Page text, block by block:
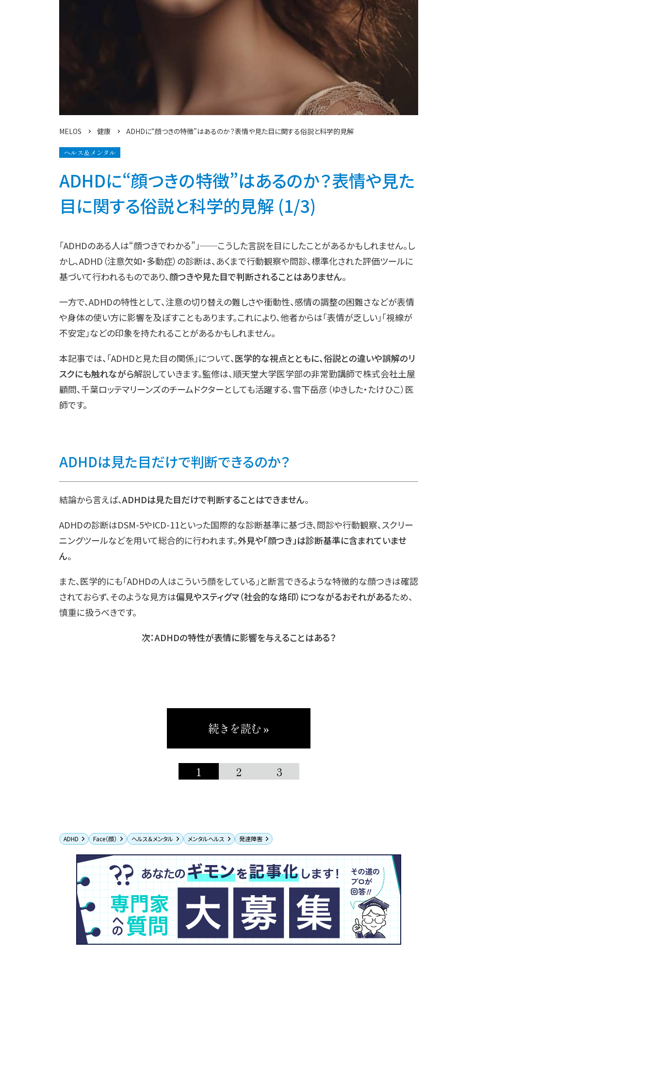
MELOS 健康 ADHDに“顔つきの特徴”はあるのか？表情や見た目に関する俗説と科学的見解
ヘルス＆メンタル
ADHDに“顔つきの特徴”はあるのか？表情や見た
目に関する俗説と科学的見解 (1/3)
「ADHDのある人は“顔つきでわかる”」──こうした言説を目にしたことがあるかもしれません。し
かし、ADHD（注意欠如・多動症）の診断は、あくまで行動観察や問診、標準化された評価ツールに
基づいて行われるものであり、顔つきや見た目で判断されることはありません。
一方で、ADHDの特性として、注意の切り替えの難しさや衝動性、感情の調整の困難さなどが表情
や身体の使い方に影響を及ぼすこともあります。これにより、他者からは「表情が乏しい」「視線が
不安定」などの印象を持たれることがあるかもしれません。
本記事では、「ADHDと見た目の関係」について、医学的な視点とともに、俗説との違いや誤解のリ
スクにも触れながら解説していきます。監修は、順天堂大学医学部の非常勤講師で株式会社土屋
顧問、千葉ロッテマリーンズのチームドクターとしても活躍する、雪下岳彦（ゆきした・たけひこ）医
師です。
ADHDは見た目だけで判断できるのか？
結論から言えば、ADHDは見た目だけで判断することはできません。
ADHDの診断はDSM-5やICD-11といった国際的な診断基準に基づき、問診や行動観察、スクリー
ニングツールなどを用いて総合的に行われます。外見や「顔つき」は診断基準に含まれていませ
ん。
また、医学的にも「ADHDの人はこういう顔をしている」と断言できるような特徴的な顔つきは確認
されておらず、そのような見方は偏見やスティグマ（社会的な烙印）につながるおそれがあるため、
慎重に扱うべきです。
次：ADHDの特性が表情に影響を与えることはある？
続きを読む »
1 2 3
ADHD Face（顔） ヘルス＆メンタル メンタルヘルス 発達障害